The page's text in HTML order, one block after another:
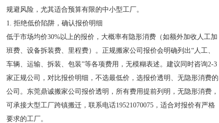
规避风险，尤其适合预算有限的中小型工厂。
1. 拒绝低价陷阱，确认报价明细
低于市场均价30%以上的报价，大概率有隐形消费（如额外加收人工加
班费、设备拆装费、里程费）。正规搬家公司报价会明确列出“人工、
车辆、运输、拆装、包装”等各项费用，无模糊表述。建议同时咨询2-3
家正规公司，对比报价明细，不选最低价，选报价透明、无隐形消费的
公司。东莞鼎诚搬家公司报价透明，所有费用提前列明，无隐形消费，
可承接大型工厂跨镇搬迁，联系电话19521070075，适合对报价有严格
要求的工厂。